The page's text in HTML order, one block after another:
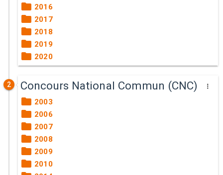
2016
2017
2018
2019
2020
2 Concours National Commun (CNC)
2003
2006
2007
2008
2009
2010